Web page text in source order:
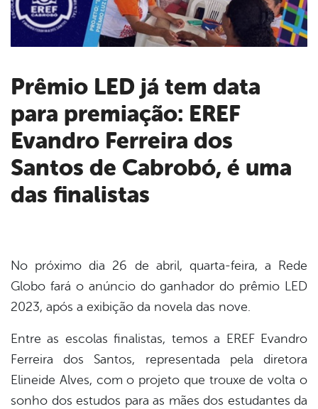
Prêmio LED já tem data
para premiação: EREF
Evandro Ferreira dos
Santos de Cabrobó, é uma
das finalistas
No próximo dia 26 de abril, quarta-feira, a Rede
Globo fará o anúncio do ganhador do prêmio LED
2023, após a exibição da novela das nove.
Entre as escolas finalistas, temos a EREF Evandro
Ferreira dos Santos, representada pela diretora
Elineide Alves, com o projeto que trouxe de volta o
sonho dos estudos para as mães dos estudantes da